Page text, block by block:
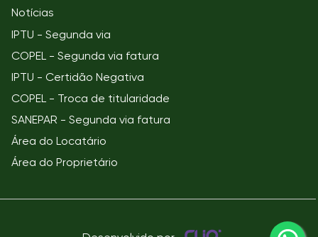
Notícias
IPTU - Segunda via
COPEL - Segunda via fatura
IPTU - Certidão Negativa
COPEL - Troca de titularidade
SANEPAR - Segunda via fatura
Área do Locatário
Área do Proprietário